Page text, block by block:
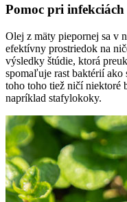
Pomoc pri infekciách
Olej z mäty piepornej sa v
efektívny prostriedok na
výsledky štúdie, ktorá
spomaľuje rast baktérií
toho toho tiež ničí niektoré
napríklad stafylokoky.